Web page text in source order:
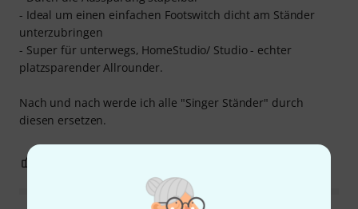
- Ideal um einen einfachen Footswitch dicht am Ständer
unterzubringen
- Super für unterwegs, HomeStudio/ Studio - echter
platzsparender Allrounder.
Nach und nach werde ich alle "Singer Ständer" durch
diesen ersetzen.